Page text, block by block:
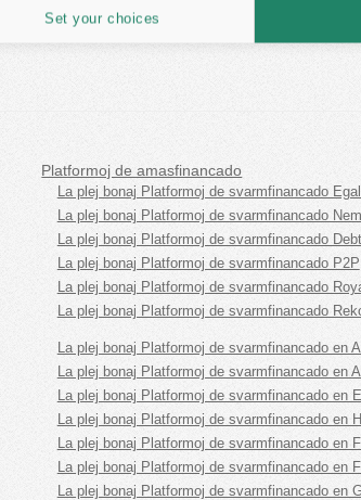
Platformoj de amasfinancado
La plej bonaj Platformoj de svarmfinancado
La plej bonaj Platformoj de svarmfinancado
La plej bonaj Platformoj de svarmfinancado Debt
La plej bonaj Platformoj de svarmfinancado P2P
La plej bonaj Platformoj de svarmfinancado
La plej bonaj Platformoj de svarmfinancado
La plej bonaj Platformoj de svarmfinancado en
La plej bonaj Platformoj de svarmfinancado en
La plej bonaj Platformoj de svarmfinancado en
La plej bonaj Platformoj de svarmfinancado en
La plej bonaj Platformoj de svarmfinancado en
La plej bonaj Platformoj de svarmfinancado en
La plej bonaj Platformoj de svarmfinancado en
Set your choices